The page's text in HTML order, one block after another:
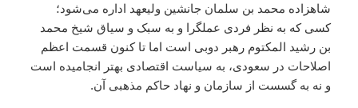
شاهزاده محمد بن سلمان جانشین ولیعهد اداره می‌شود؛
کسی که به نظر فردی عملگرا و به سبک و سیاق شیخ محمد
بن رشید المکتوم رهبر دوبی است اما تا کنون قسمت اعظم
اصلاحات در سعودی،‌ به سیاست اقتصادی بهتر انجامیده است
و نه به گسست از سازمان و نهاد حاکم مذهبی آن.